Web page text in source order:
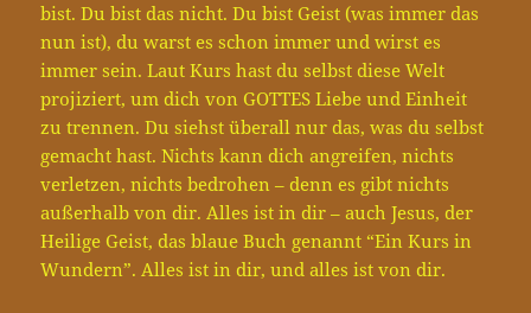
bist. Du bist das nicht. Du bist Geist (was immer das
nun ist), du warst es schon immer und wirst es
immer sein. Laut Kurs hast du selbst diese Welt
projiziert, um dich von GOTTES Liebe und Einheit
zu trennen. Du siehst überall nur das, was du selbst
gemacht hast. Nichts kann dich angreifen, nichts
verletzen, nichts bedrohen – denn es gibt nichts
außerhalb von dir. Alles ist in dir – auch Jesus, der
Heilige Geist, das blaue Buch genannt “Ein Kurs in
Wundern”. Alles ist in dir, und alles ist von dir.